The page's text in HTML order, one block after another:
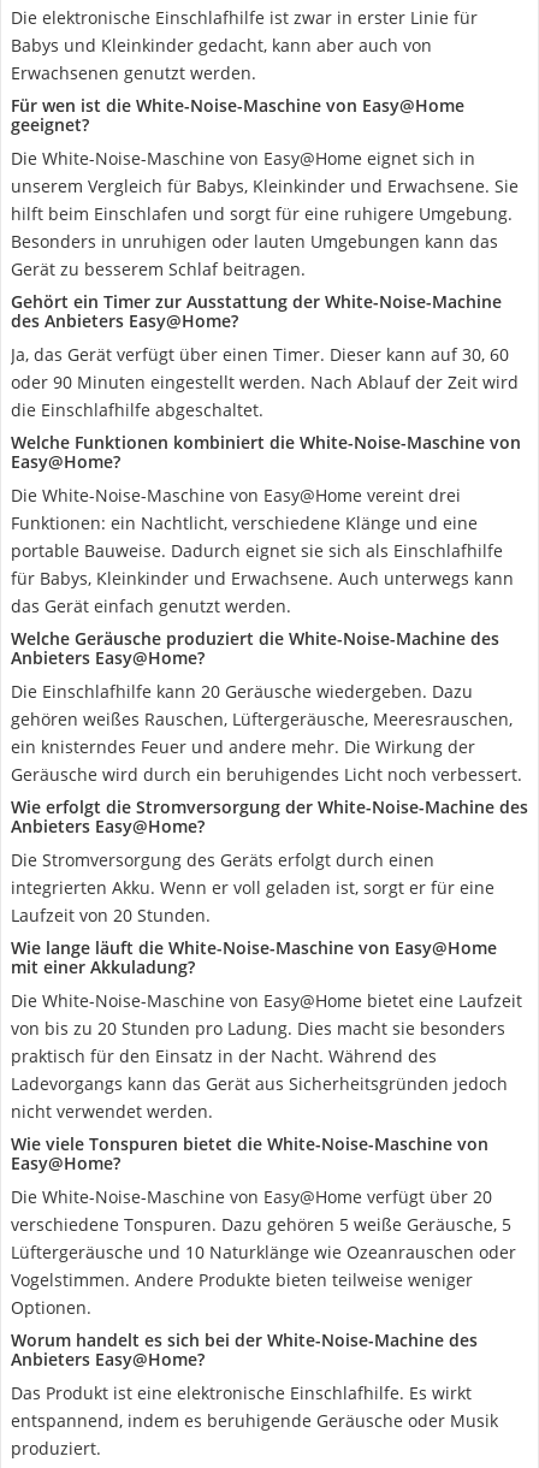
Die elektronische Einschlafhilfe ist zwar in erster Linie für
Babys und Kleinkinder gedacht, kann aber auch von
Erwachsenen genutzt werden.
Für wen ist die White-Noise-Maschine von Easy@Home
geeignet?
Die White-Noise-Maschine von Easy@Home eignet sich in
unserem Vergleich für Babys, Kleinkinder und Erwachsene. Sie
hilft beim Einschlafen und sorgt für eine ruhigere Umgebung.
Besonders in unruhigen oder lauten Umgebungen kann das
Gerät zu besserem Schlaf beitragen.
Gehört ein Timer zur Ausstattung der White-Noise-Machine
des Anbieters Easy@Home?
Ja, das Gerät verfügt über einen Timer. Dieser kann auf 30, 60
oder 90 Minuten eingestellt werden. Nach Ablauf der Zeit wird
die Einschlafhilfe abgeschaltet.
Welche Funktionen kombiniert die White-Noise-Maschine von
Easy@Home?
Die White-Noise-Maschine von Easy@Home vereint drei
Funktionen: ein Nachtlicht, verschiedene Klänge und eine
portable Bauweise. Dadurch eignet sie sich als Einschlafhilfe
für Babys, Kleinkinder und Erwachsene. Auch unterwegs kann
das Gerät einfach genutzt werden.
Welche Geräusche produziert die White-Noise-Machine des
Anbieters Easy@Home?
Die Einschlafhilfe kann 20 Geräusche wiedergeben. Dazu
gehören weißes Rauschen, Lüftergeräusche, Meeresrauschen,
ein knisterndes Feuer und andere mehr. Die Wirkung der
Geräusche wird durch ein beruhigendes Licht noch verbessert.
Wie erfolgt die Stromversorgung der White-Noise-Machine des
Anbieters Easy@Home?
Die Stromversorgung des Geräts erfolgt durch einen
integrierten Akku. Wenn er voll geladen ist, sorgt er für eine
Laufzeit von 20 Stunden.
Wie lange läuft die White-Noise-Maschine von Easy@Home
mit einer Akkuladung?
Die White-Noise-Maschine von Easy@Home bietet eine Laufzeit
von bis zu 20 Stunden pro Ladung. Dies macht sie besonders
praktisch für den Einsatz in der Nacht. Während des
Ladevorgangs kann das Gerät aus Sicherheitsgründen jedoch
nicht verwendet werden.
Wie viele Tonspuren bietet die White-Noise-Maschine von
Easy@Home?
Die White-Noise-Maschine von Easy@Home verfügt über 20
verschiedene Tonspuren. Dazu gehören 5 weiße Geräusche, 5
Lüftergeräusche und 10 Naturklänge wie Ozeanrauschen oder
Vogelstimmen. Andere Produkte bieten teilweise weniger
Optionen.
Worum handelt es sich bei der White-Noise-Machine des
Anbieters Easy@Home?
Das Produkt ist eine elektronische Einschlafhilfe. Es wirkt
entspannend, indem es beruhigende Geräusche oder Musik
produziert.